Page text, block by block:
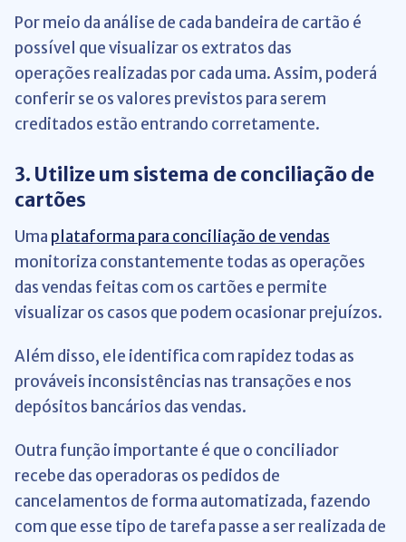
Por meio da análise de cada bandeira de cartão é
possível que visualizar os extratos das
operações realizadas por cada uma. Assim, poderá
conferir se os valores previstos para serem
creditados estão entrando corretamente.
3. Utilize um sistema de conciliação de
cartões
Uma plataforma para conciliação de vendas
monitoriza constantemente todas as operações
das vendas feitas com os cartões e permite
visualizar os casos que podem ocasionar prejuízos.
Além disso, ele identifica com rapidez todas as
prováveis inconsistências nas transações e nos
depósitos bancários das vendas.
Outra função importante é que o conciliador
recebe das operadoras os pedidos de
cancelamentos de forma automatizada, fazendo
com que esse tipo de tarefa passe a ser realizada de